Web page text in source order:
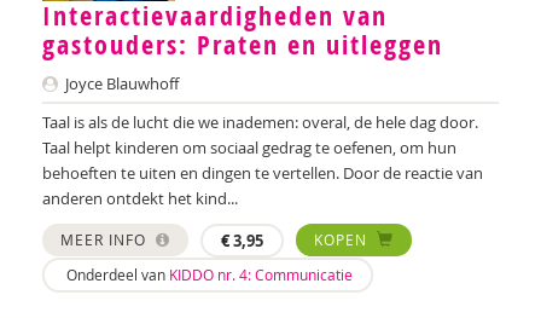
Esther Blondelle
Mascha Boelaars
Marieke Boelhouwer
Wendy Boesveld
Eveline Bogers
Jolien Boksebeld
Interactievaardigheden van
gastouders: Praten en uitleggen
Joyce Blauwhoff
Taal is als de lucht die we inademen: overal, de hele dag door.
Taal helpt kinderen om sociaal gedrag te oefenen, om hun
behoeften te uiten en dingen te vertellen. Door de reactie van
anderen ontdekt het kind...
MEER INFO €3,95
KOPEN
Onderdeel van KIDDO nr. 4: Communicatie